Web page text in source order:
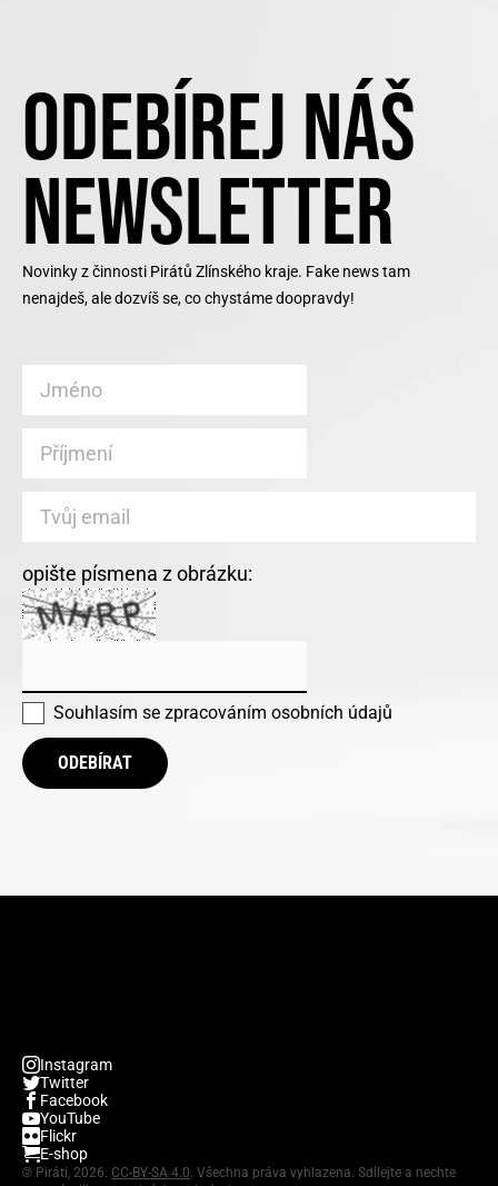
ODEBÍREJ NÁŠ
NEWSLETTER
Novinky z činnosti Pirátů Zlínského kraje. Fake news tam
nenajdeš, ale dozvíš se, co chystáme doopravdy!
opište písmena z obrázku:
Souhlasím se zpracováním osobních údajů
ODEBÍRAT
Instagram
Twitter
Facebook
YouTube
Flickr
E-shop
© Piráti, 2026. CC-BY-SA 4.0. Všechna práva vyhlazena. Sdílejte a nechte